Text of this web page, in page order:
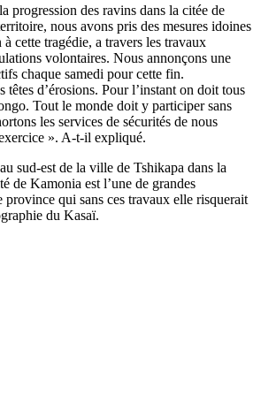
progression des ravins dans la citée de
nous avons pris des mesures idoines
cette tragédie, a travers les travaux
volontaires. Nous annonçons une
chaque samedi pour cette fin.
têtes d’érosions. Pour l’instant on doit tous
Tout le monde doit y participer sans
les services de sécurités de nous
». A-t-il expliqué.
sud-est de la ville de Tshikapa dans la
de Kamonia est l’une de grandes
province qui sans ces travaux elle risquerait
du Kasaï.